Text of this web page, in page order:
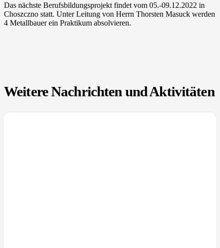
Das nächste Berufsbildungsprojekt findet vom 05.-09.12.2022 in
Choszczno statt. Unter Leitung von Herrn Thorsten Masuck werden
4 Metallbauer ein Praktikum absolvieren.
Weitere Nachrichten und Aktivitäten